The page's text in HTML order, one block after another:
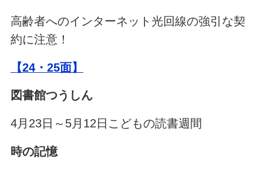
高齢者へのインターネット光回線の強引な契
約に注意！
【24・25面】
図書館つうしん
4月23日～5月12日こどもの読書週間
時の記憶